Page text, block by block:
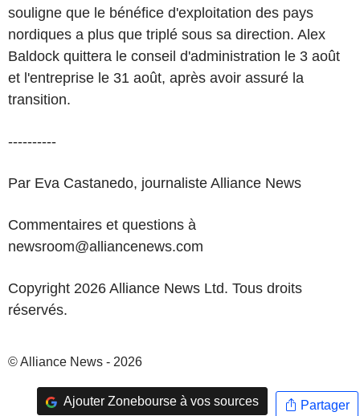
souligne que le bénéfice d'exploitation des pays
nordiques a plus que triplé sous sa direction. Alex
Baldock quittera le conseil d'administration le 3 août
et l'entreprise le 31 août, après avoir assuré la
transition.
----------
Par Eva Castanedo, journaliste Alliance News
Commentaires et questions à
newsroom@alliancenews.com
Copyright 2026 Alliance News Ltd. Tous droits
réservés.
© Alliance News - 2026
Ajouter Zonebourse à vos sources Partager